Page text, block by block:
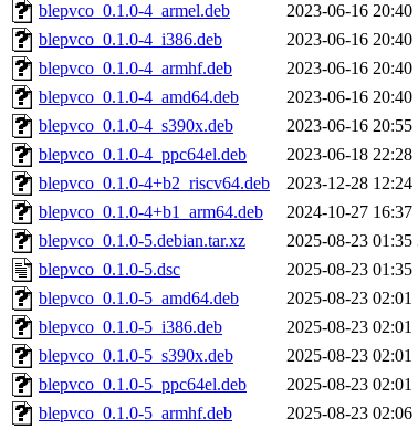
blepvco_0.1.0-4_armel.deb
2023-06-16 20:40
blepvco_0.1.0-4_i386.deb
2023-06-16 20:40
blepvco_0.1.0-4_armhf.deb
2023-06-16 20:40
blepvco_0.1.0-4_amd64.deb
2023-06-16 20:40
blepvco_0.1.0-4_s390x.deb
2023-06-16 20:55
blepvco_0.1.0-4_ppc64el.deb
2023-06-18 22:28
blepvco_0.1.0-4+b2_riscv64.deb
2023-12-28 12:24
blepvco_0.1.0-4+b1_arm64.deb
2024-10-27 16:37
blepvco_0.1.0-5.debian.tar.xz
2025-08-23 01:35
blepvco_0.1.0-5.dsc
2025-08-23 01:35
blepvco_0.1.0-5_amd64.deb
2025-08-23 02:01
blepvco_0.1.0-5_i386.deb
2025-08-23 02:01
blepvco_0.1.0-5_s390x.deb
2025-08-23 02:01
blepvco_0.1.0-5_ppc64el.deb
2025-08-23 02:01
blepvco_0.1.0-5_armhf.deb
2025-08-23 02:06